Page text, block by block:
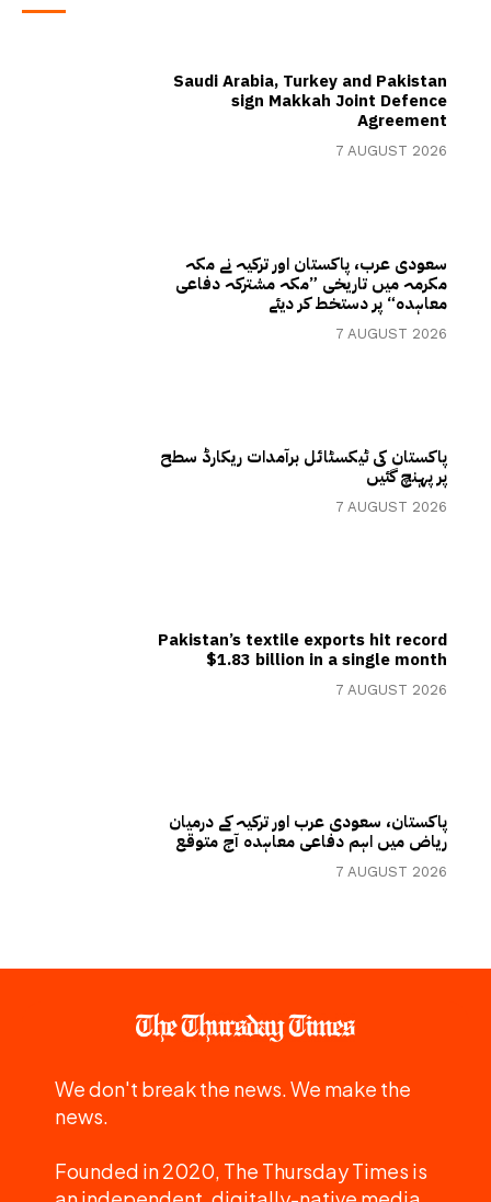
Saudi Arabia, Turkey and Pakistan
sign Makkah Joint Defence
Agreement
7 AUGUST 2026
سعودی عرب، پاکستان اور ترکیہ نے مکہ
مکرمہ میں تاریخی ”مکہ مشترکہ دفاعی
معاہدہ“ پر دستخط کر دیئے
7 AUGUST 2026
پاکستان کی ٹیکسٹائل برآمدات ریکارڈ سطح
پر پہنچ گئیں
7 AUGUST 2026
Pakistan’s textile exports hit record
$1.83 billion in a single month
7 AUGUST 2026
پاکستان، سعودی عرب اور ترکیہ کے درمیان
ریاض میں اہم دفاعی معاہدہ آج متوقع
7 AUGUST 2026
We don't break the news. We make the
news.
Founded in 2020, The Thursday Times is